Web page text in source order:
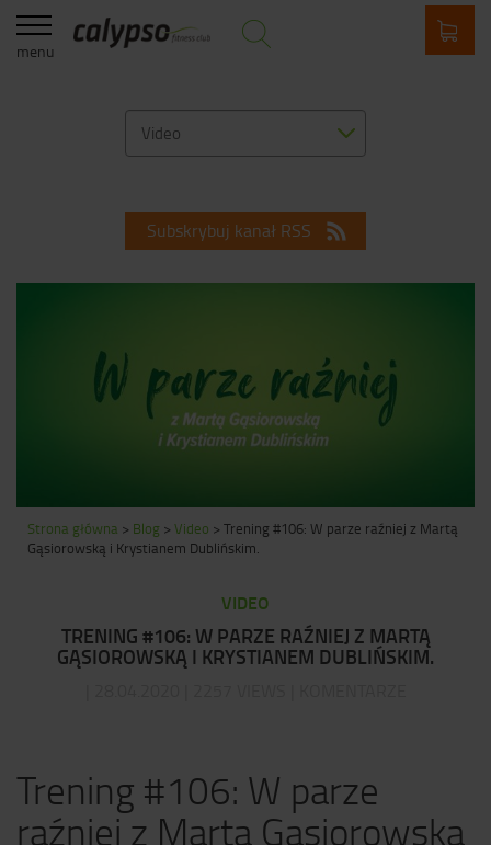
menu
Video
Subskrybuj kanał RSS
Strona główna > Blog > Video > Trening #106: W parze raźniej z Martą
Gąsiorowską i Krystianem Dublińskim.
VIDEO
TRENING #106: W PARZE RAŹNIEJ Z MARTĄ
GĄSIOROWSKĄ I KRYSTIANEM DUBLIŃSKIM.
Trening #106: W parze
raźniej z Martą Gąsiorowską